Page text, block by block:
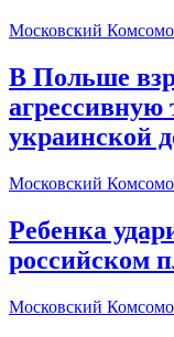
Московский
В Польше
агрессивную
украинской
Московский
Ребенка
российском
Московский